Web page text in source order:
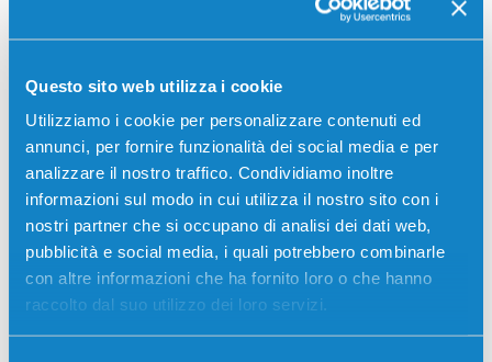
Questo sito web utilizza i cookie
Utilizziamo i cookie per personalizzare contenuti ed
annunci, per fornire funzionalità dei social media e per
analizzare il nostro traffico. Condividiamo inoltre
informazioni sul modo in cui utilizza il nostro sito con i
nostri partner che si occupano di analisi dei dati web,
pubblicità e social media, i quali potrebbero combinarle
con altre informazioni che ha fornito loro o che hanno
raccolto dal suo utilizzo dei loro servizi.
Recensioni